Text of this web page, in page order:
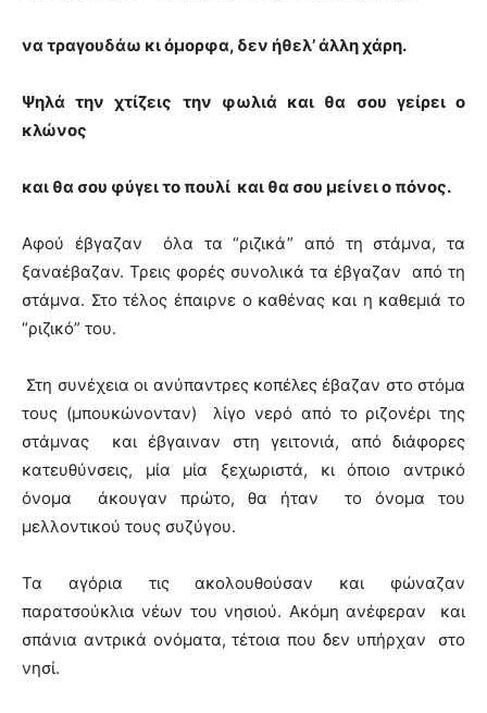
να τραγουδάω κι όμορφα, δεν ήθελ’ άλλη χάρη.
Ψηλά την χτίζεις την φωλιά και θα σου γείρει ο
κλώνος
και θα σου φύγει το πουλί και θα σου μείνει ο πόνος.
Αφού έβγαζαν όλα τα “ριζικά” από τη στάμνα, τα
ξαναέβαζαν. Τρεις φορές συνολικά τα έβγαζαν από τη
στάμνα. Στο τέλος έπαιρνε ο καθένας και η καθεμιά το
“ριζικό” του.
Στη συνέχεια οι ανύπαντρες κοπέλες έβαζαν στο στόμα
τους (μπουκώνονταν) λίγο νερό από το ριζονέρι της
στάμνας και έβγαιναν στη γειτονιά, από διάφορες
κατευθύνσεις, μία μία ξεχωριστά, κι όποιο αντρικό
όνομα άκουγαν πρώτο, θα ήταν το όνομα του
μελλοντικού τους συζύγου.
Τα αγόρια τις ακολουθούσαν και φώναζαν
παρατσούκλια νέων του νησιού. Ακόμη ανέφεραν και
σπάνια αντρικά ονόματα, τέτοια που δεν υπήρχαν στο
νησί.